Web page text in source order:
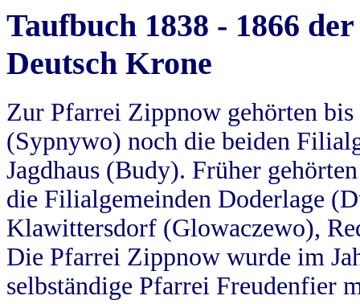
Taufbuch 1838 - 1866
Deutsch Krone
Zur Pfarrei Zippnow gehörten
(Sypnywo) noch die beiden
Jagdhaus (Budy). Früher
die Filialgemeinden Doderlage
Klawittersdorf (Glowaczewo),
Die Pfarrei Zippnow wurde im
selbständige Pfarrei Freudenfier